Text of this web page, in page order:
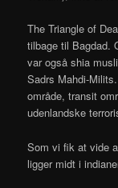
The Triangle of
tilbage til Bagdad.
var også shia
Sadrs Mahdi-
område, transit
udenlandske
Som vi fik at vide
ligger midt i